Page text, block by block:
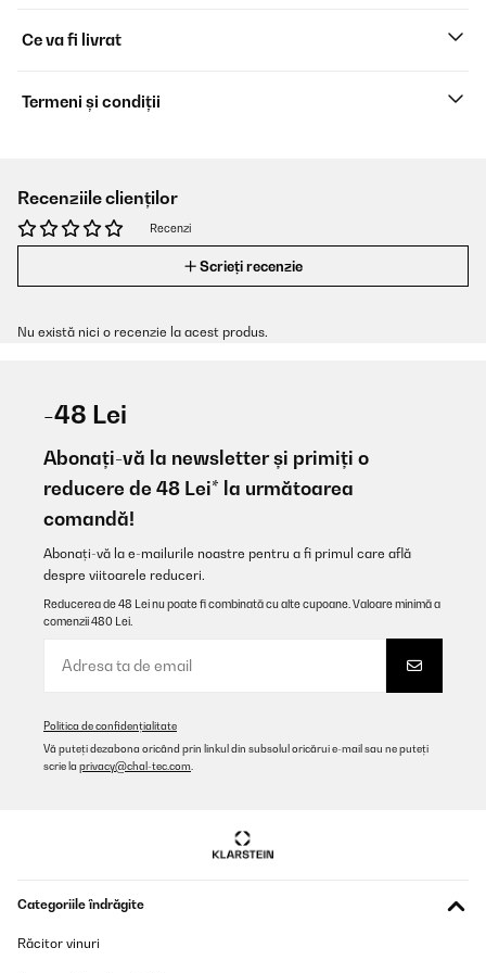
Ce va fi livrat
Termeni și condiții
Recenziile clienților
Recenzi
Scrieți recenzie
Nu există nici o recenzie la acest produs.
-48 Lei
Abonați-vă la newsletter și primiți o
reducere de 48 Lei* la următoarea
comandă!
Abonați-vă la e-mailurile noastre pentru a fi primul care află
despre viitoarele reduceri.
Reducerea de 48 Lei nu poate fi combinată cu alte cupoane. Valoare minimă a
comenzii 480 Lei.
Politica de confidențialitate
Vă puteți dezabona oricând prin linkul din subsolul oricărui e-mail sau ne puteți
scrie la privacy@chal-tec.com
Categoriile îndrăgite
Răcitor vinuri